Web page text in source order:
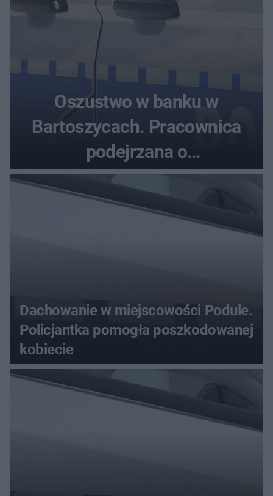
Oszustwo w banku w
Bartoszycach. Pracownica
podejrzana o
przywłaszczenie 470 000 zł
Dachowanie w miejscowości Podule.
Policjantka pomogła poszkodowanej
kobiecie